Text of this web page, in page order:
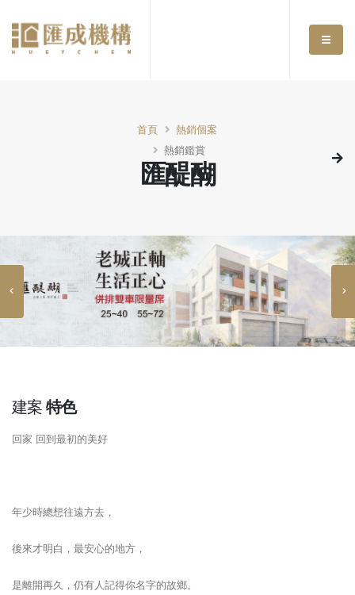
匯醍醐
首頁
熱銷個案
熱銷鑑賞
建案特色
回家 回到最初的美好
年少時總想往遠方去，
後來才明白，最安心的地方，
是離開再久，仍有人記得你名字的故鄉。